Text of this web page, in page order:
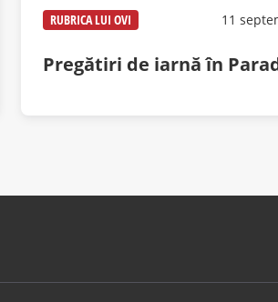
RUBRICA LUI OVI 11
Pregătiri de iarnă în